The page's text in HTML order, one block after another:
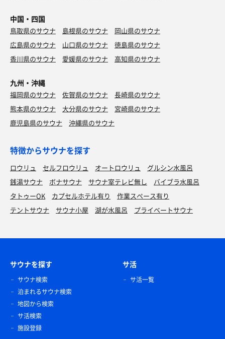
中国・四国
鳥取県のサウナ 島根県のサウナ
岡山県のサウナ
広島県のサウナ
山口県のサウナ
徳島県のサウナ
香川県のサウナ
愛媛県のサウナ 高知県のサウナ
九州・沖縄
福岡県のサウナ 佐賀県のサウナ
長崎県のサウナ
熊本県のサウナ
大分県のサウナ
宮崎県のサウナ
鹿児島県のサウナ
沖縄県のサウナ
特徴からサウナを探す
ロウリュ セルフロウリュ オートロウリュ
グルシン水風呂
銭湯サウナ
ボナサウナ サウナ室テレビ無し
バイブラ水風呂
タトゥーOK
カプセルホテル有り
作業スペース有り
テントサウナ
サウナ小屋 湖が水風呂 プライベートサウナ
サウナを探す
サウナ検索
泊まれるサウナ検索
地図から検索
サ活検索
施設登録
サ活
サ活一覧